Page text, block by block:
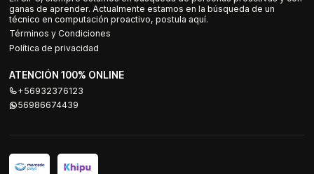
ganas de aprender. Actualmente estamos en la búsqueda de un
técnico en computación proactivo, postula aquí.
Términos y Condiciones
Política de privacidad
ATENCIÓN 100% ONLINE
+56932376123
56986674439